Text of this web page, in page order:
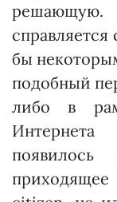
решающую.
бы
подобный
либо в